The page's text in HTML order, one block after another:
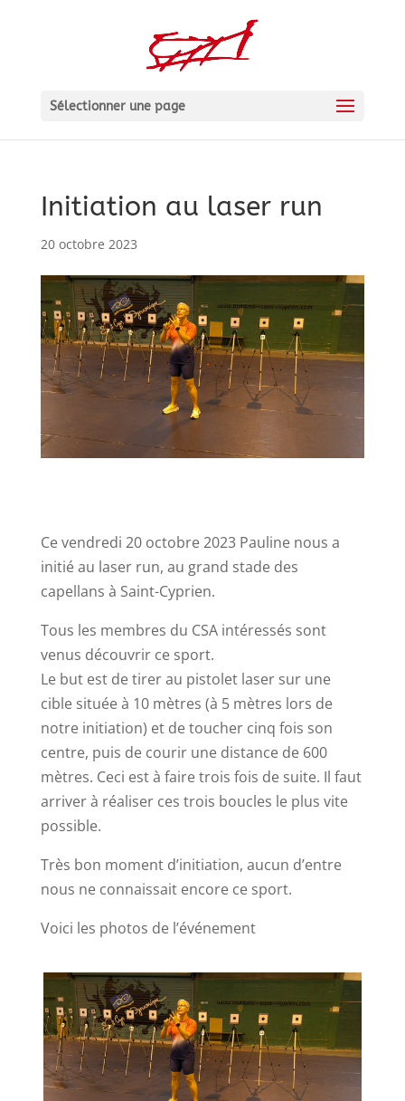
Sélectionner une page
Initiation au laser run
20 octobre 2023
Ce vendredi 20 octobre 2023 Pauline nous a
initié au laser run, au grand stade des
capellans à Saint-Cyprien.
Tous les membres du CSA intéressés sont
venus découvrir ce sport.
Le but est de tirer au pistolet laser sur une
cible située à 10 mètres (à 5 mètres lors de
notre initiation) et de toucher cinq fois son
centre, puis de courir une distance de 600
mètres. Ceci est à faire trois fois de suite. Il faut
arriver à réaliser ces trois boucles le plus vite
possible.
Très bon moment d’initiation, aucun d’entre
nous ne connaissait encore ce sport.
Voici les photos de l’événement